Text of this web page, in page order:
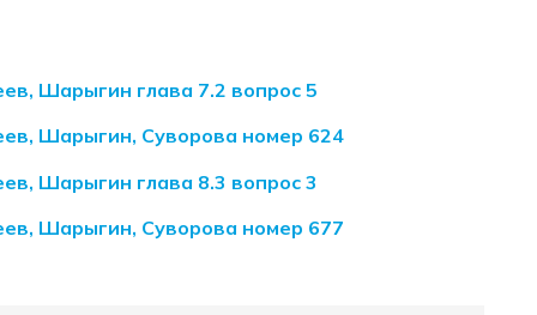
Шарыгин глава 7.2 вопрос 5
Шарыгин, Суворова номер 624
Шарыгин глава 8.3 вопрос 3
Шарыгин, Суворова номер 677